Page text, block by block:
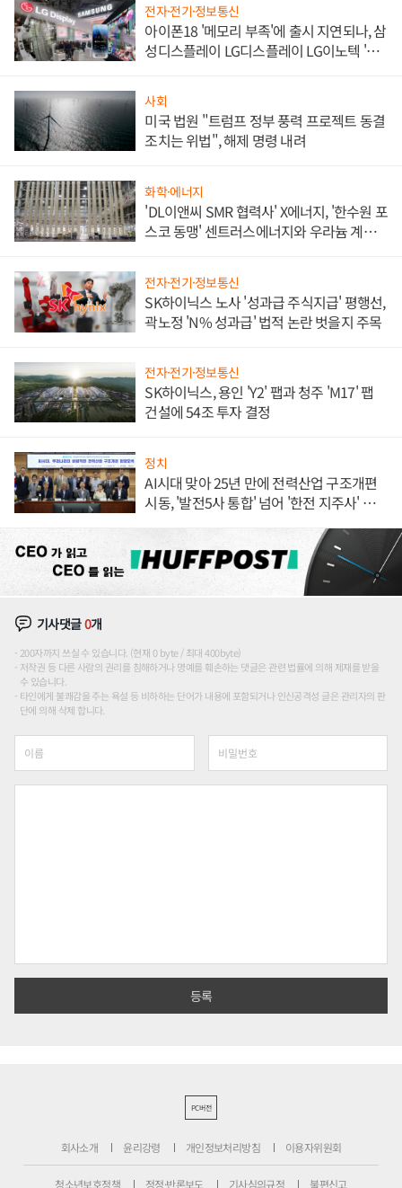
전자·전기·정보통신
아이폰18 '메모리 부족'에 출시 지연되나, 삼
성디스플레이 LG디스플레이 LG이노텍 '탈
사회
미국 법원 "트럼프 정부 풍력 프로젝트 동결
조치는 위법", 해제 명령 내려
화학·에너지
'DL이앤씨 SMR 협력사' X에너지, '한수원 포
스코 동맹' 센트러스에너지와 우라늄 계약
전자·전기·정보통신
SK하이닉스 노사 '성과급 주식지급' 평행선,
곽노정 'N% 성과급' 법적 논란 벗을지 주목
전자·전기·정보통신
SK하이닉스, 용인 'Y2' 팹과 청주 'M17' 팹
건설에 54조 투자 결정
정치
AI시대 맞아 25년 만에 전력산업 구조개편
시동, '발전5사 통합' 넘어 '한전 지주사' 재편
기사댓글0개
200자까지 쓰실 수 있습니다. (현재 0 byte / 최대 400byte)
저작권 등 다른 사람의 권리를 침해하거나 명예를 훼손하는 댓글은 관련 법률에 의해 제재를 받을
수 있습니다.
타인에게 불쾌감을 주는 욕설 등 비하하는 단어가 내용에 포함되거나 인신공격성 글은 관리자의 판
단에 의해 삭제 합니다.
PC버전
회사소개 윤리강령 개인정보처리방침 이용자위원회
청소년보호정책 정정·반론보도 기사심의규정 불편신고